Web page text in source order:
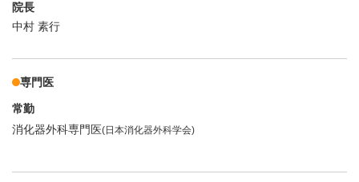
院長
中村 素行
専門医
常勤
消化器外科専門医(日本消化器外科学会)